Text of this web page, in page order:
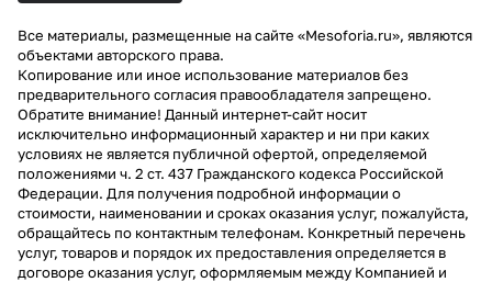
Все материалы, размещенные на сайте «Mesoforia.ru», являются
объектами авторского права.
Копирование или иное использование материалов без
предварительного согласия правообладателя запрещено.
Обратите внимание! Данный интернет-сайт носит
исключительно информационный характер и ни при каких
условиях не является публичной офертой, определяемой
положениями ч. 2 ст. 437 Гражданского кодекса Российской
Федерации. Для получения подробной информации о
стоимости, наименовании и сроках оказания услуг, пожалуйста,
обращайтесь по контактным телефонам. Конкретный перечень
услуг, товаров и порядок их предоставления определяется в
договоре оказания услуг, оформляемым между Компанией и